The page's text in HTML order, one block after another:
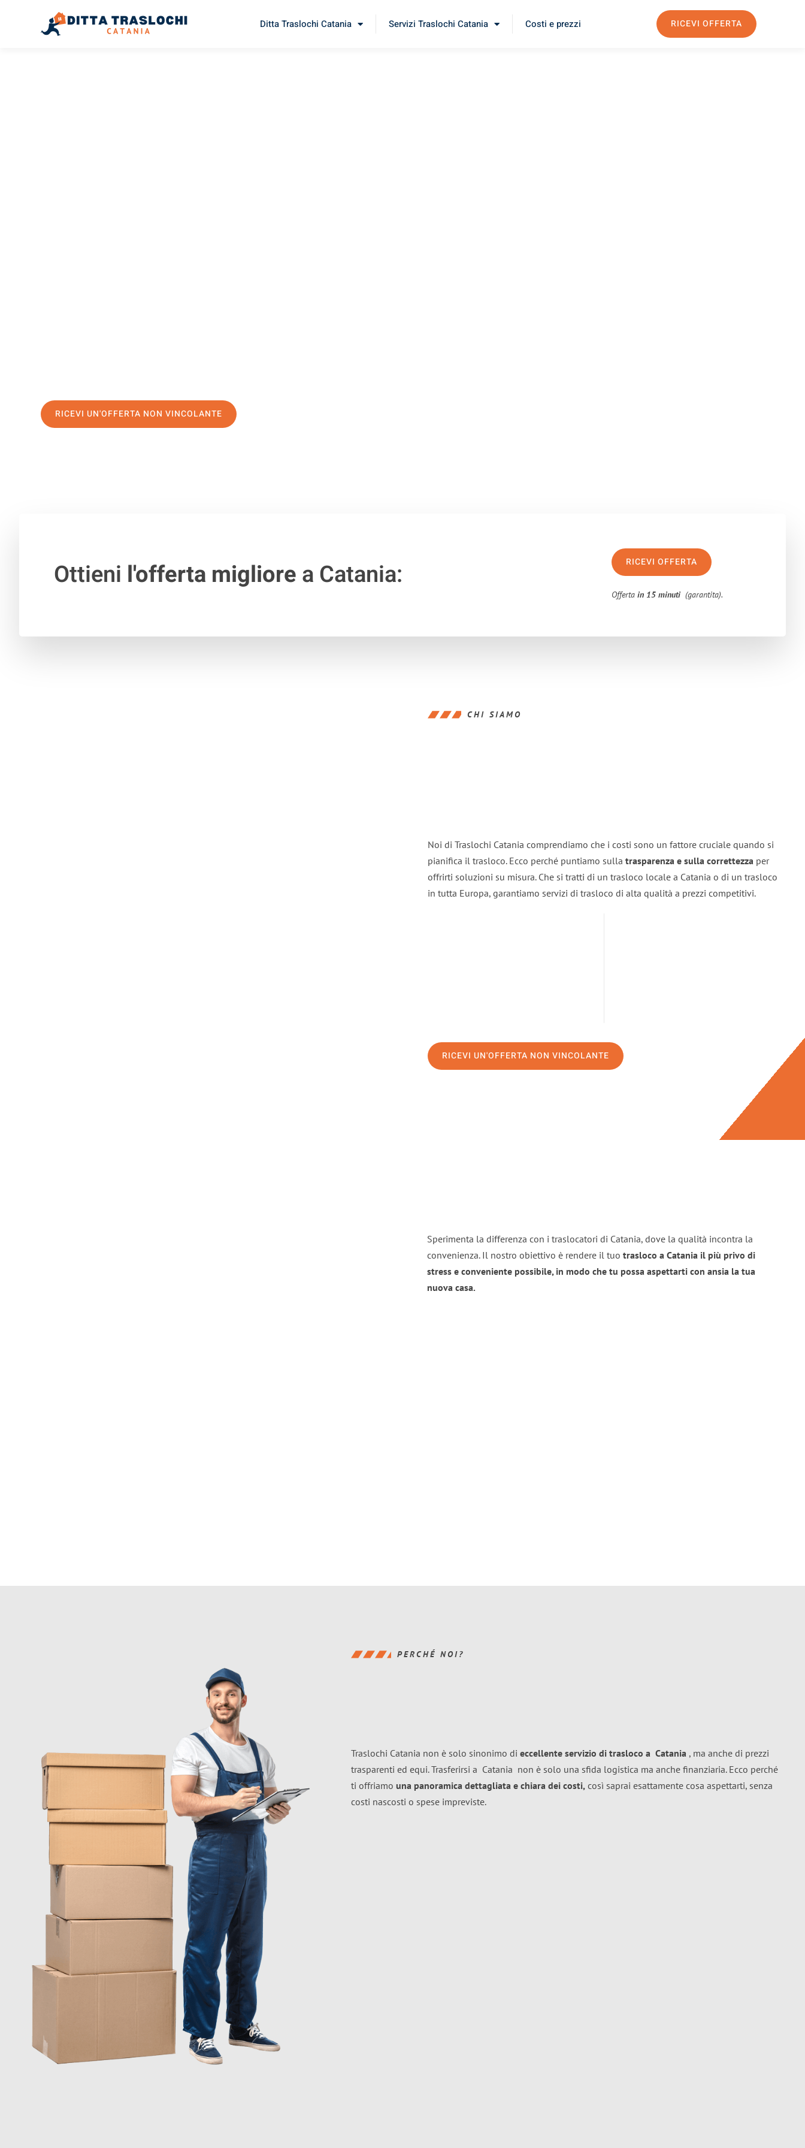
Ditta Traslochi Catania Servizi Traslochi Catania Costi e prezzi RICEVI OFFERTA
RICEVI UN'OFFERTA NON VINCOLANTE
Ottieni l'offerta migliorea Catania: RICEVI OFFERTA
Offertain 15 minuti (garantita).
CHI SIAMO
Noi di Traslochi Catania comprendiamo che i costi sono un fattore cruciale quando si
pianifica il trasloco. Ecco perché puntiamo sulla trasparenza e sulla correttezza per
offrirti soluzioni su misura. Che si tratti di un trasloco locale a Catania o di un trasloco
in tutta Europa, garantiamo servizi di trasloco di alta qualità a prezzi competitivi.
RICEVI UN'OFFERTA NON VINCOLANTE
Sperimenta la differenza con i traslocatori di Catania, dove la qualità incontra la
convenienza. Il nostro obiettivo è rendere il tuo trasloco a Catania il più privo di
stress e conveniente possibile, in modo che tu possa aspettarti con ansia la tua
nuova casa.
PERCHÉ NOI?
Traslochi Catania non è solo sinonimo di eccellente servizio di trasloco a Catania , ma anche di prezzi
trasparenti ed equi. Trasferirsi a Catania non è solo una sfida logistica ma anche finanziaria. Ecco perché
ti offriamo una panoramica dettagliata e chiara dei costi, così saprai esattamente cosa aspettarti, senza
costi nascosti o spese impreviste.